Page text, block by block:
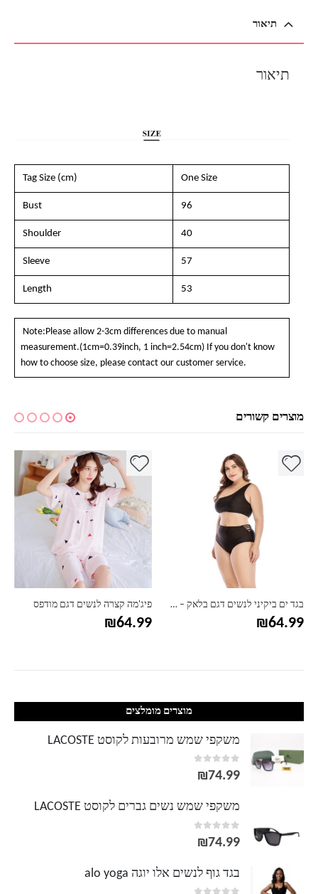
תיאור
תיאור
Tag Size (cm) One Size
Bust 96
Shoulder 40
Sleeve 57
Length 53
Note:Please allow 2-3cm differences due to manual
measurement.(1cm=0.39inch, 1 inch=2.54cm) If you don't know
how to choose size, please contact our customer service.
מוצרים קשורים
בגד ים ביקיני לנשים דגם בלאק – מידות גדולות
₪64.99
פיג'מה קצרה לנשים דגם מודפס
₪64.99
למוצר זה יש מספר סוגים. ניתן לבחור את האפשרויות בעמוד המוצר
מוצרים מומלצים
משקפי שמש מרובעות לקוסט LACOSTE
0
out of 5
₪74.99
משקפי שמש נשים גברים לקוסט LACOSTE
0
out of 5
₪74.99
בגד גוף לנשים אלו יוגה alo yoga